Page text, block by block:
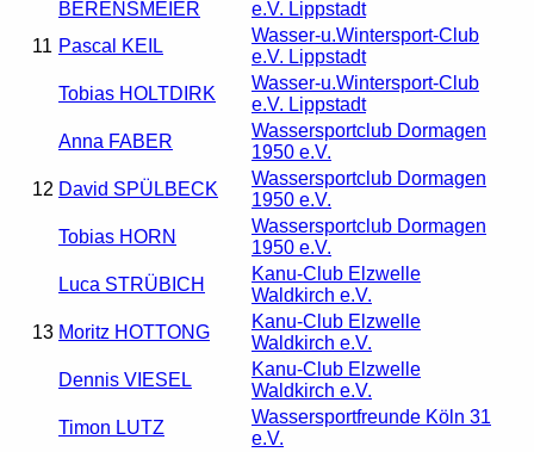
11
BERENSMEIER
e.V. Lippstadt
Pascal KEIL
Wasser-u.Wintersport-Club
e.V. Lippstadt
Tobias HOLTDIRK
Wasser-u.Wintersport-Club
e.V. Lippstadt
12
Anna FABER
Wassersportclub Dormagen
1950 e.V.
David SPÜLBECK
Wassersportclub Dormagen
1950 e.V.
Tobias HORN
Wassersportclub Dormagen
1950 e.V.
13
Luca STRÜBICH
Kanu-Club Elzwelle
Waldkirch e.V.
Moritz HOTTONG
Kanu-Club Elzwelle
Waldkirch e.V.
Dennis VIESEL
Kanu-Club Elzwelle
Waldkirch e.V.
Timon LUTZ
Wassersportfreunde Köln 31
e.V.